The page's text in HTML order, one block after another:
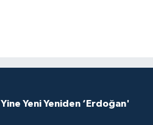
Yine Yeni Yeniden ‘Erdoğan'